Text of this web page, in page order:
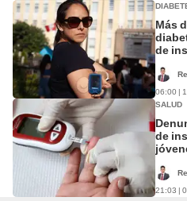
Más
de
06:00 |
SALUD
de
21:03 |